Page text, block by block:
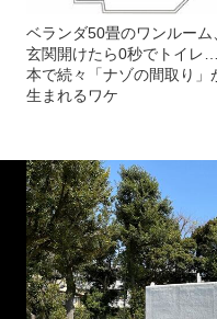
ベランダ50畳のワンルーム
玄関開けたら0秒でトイレ
本で続々「ナゾの間取り」
生まれるワケ